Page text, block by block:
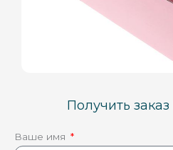
Получить заказ
Ваше имя